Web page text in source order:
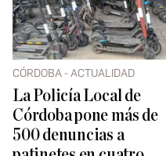
CÓRDOBA - ACTUALIDAD
La Policía Local de
Córdoba pone más de
500 denuncias a